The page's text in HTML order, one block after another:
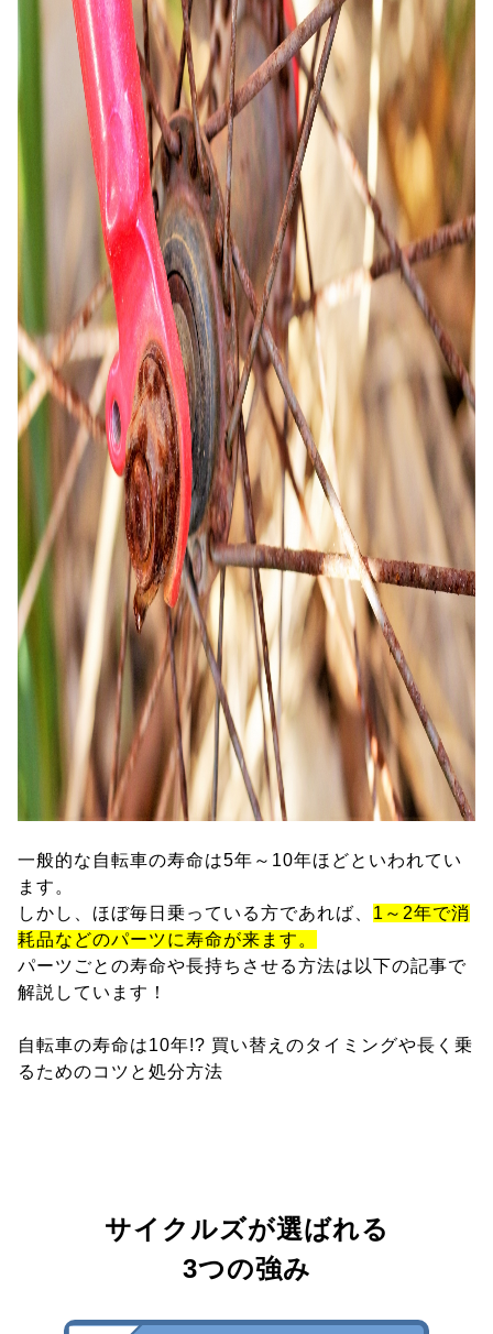
一般的な自転車の寿命は5年～10年ほどといわれてい
ます。
しかし、ほぼ毎日乗っている方であれば、 1～2年で消
耗品などのパーツに寿命が来ます。
パーツごとの寿命や長持ちさせる方法は以下の記事で
解説しています！
自転車の寿命は10年!? 買い替えのタイミングや長く乗
るためのコツと処分方法
サイクルズが選ばれる
3つの強み